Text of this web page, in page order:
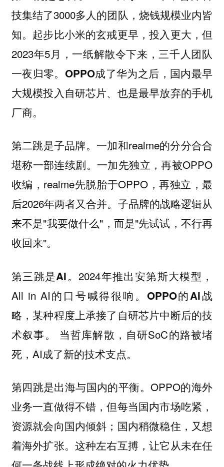
技集结了3000多人的团队，烧钱规模业内皆
知。起步比小米的玄戒更早，投入更大，但
2023年5月，一纸解散令下来，三千人团队
一夜归零。 OPPO成了华为之后，国内最早
大规模投入自研芯片、也是最早放弃的手机
厂商。
第二跳是子品牌。 一加和realme的分分合合
堪称一部连续剧。一加先独立，再被OPPO
收编，realme先脱胎于OPPO，再独立，最
后2026年两者又合并。子品牌的战略逻辑从
来不是"我要做什么"，而是"先试试，不行再
收回来"。
第三跳是AI。2024年推出安第斯大模型，
All in AI的口号喊得很响。 OPPO的AI战
略，某种程度上承接了自研芯片中断后的技
术叙事。
当哲库解散，自研SoC的路被堵
死，AI成了新的技术支点。
第四跳是出海与国内的平衡。 OPPO的海外
业务一直做得不错，但每当国内市场吃紧，
资源就会向国内倾斜；国内稍微稳住，又想
着海外扩张。这种左右互搏，让它从未在任